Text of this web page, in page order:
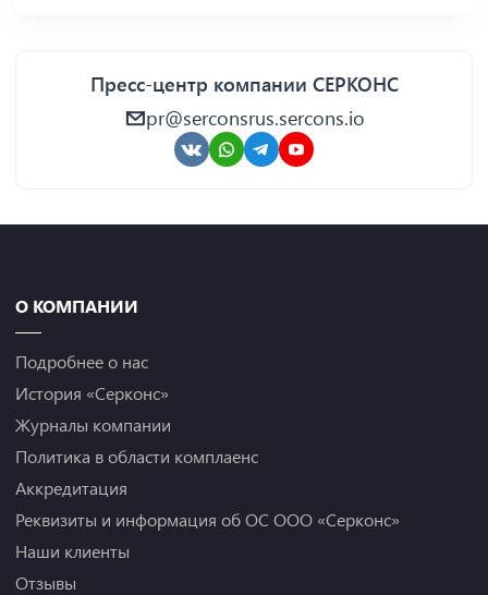
Пресс-центр компании СЕРКОНС
pr@serconsrus.sercons.io
О КОМПАНИИ
Подробнее о нас
История «Серконс»
Журналы компании
Политика в области комплаенс
Аккредитация
Реквизиты и информация об ОС ООО «Серконс»
Наши клиенты
Отзывы